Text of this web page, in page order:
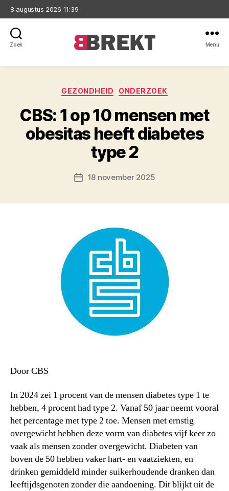
8 augustus 2026 11:39
Zoek Menu
Categorieën
GEZONDHEID ONDERZOEK
CBS: 1 op 10 mensen met
obesitas heeft diabetes
type 2
Berichtdatum
18 november 2025
Door CBS
In 2024 zei 1 procent van de mensen diabetes type 1 te
hebben, 4 procent had type 2. Vanaf 50 jaar neemt vooral
het percentage met type 2 toe. Mensen met ernstig
overgewicht hebben deze vorm van diabetes vijf keer zo
vaak als mensen zonder overgewicht. Diabeten van
boven de 50 hebben vaker hart- en vaatziekten, en
drinken gemiddeld minder suikerhoudende dranken dan
leeftijdsgenoten zonder die aandoening. Dit blijkt uit de